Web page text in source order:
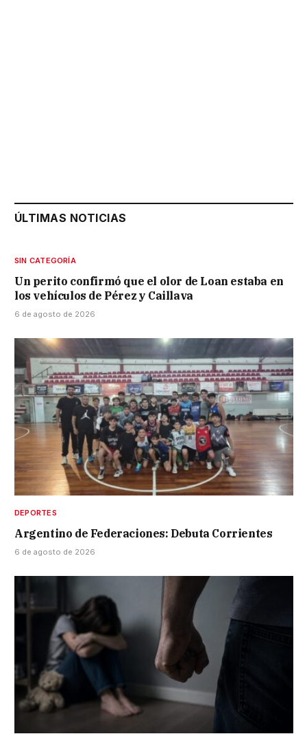
ÚLTIMAS NOTICIAS
SIN CATEGORÍA
Un perito confirmó que el olor de Loan estaba en
los vehículos de Pérez y Caillava
6 de agosto de 2026
DEPORTES
Argentino de Federaciones: Debuta Corrientes
6 de agosto de 2026